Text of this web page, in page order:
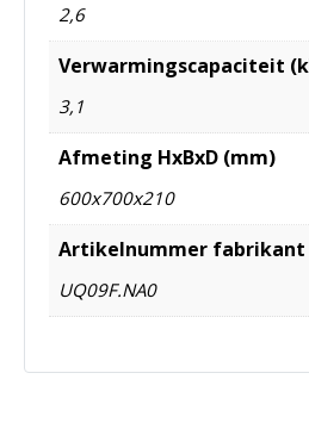
2,6
Verwarmingscapaciteit
3,1
Afmeting HxBxD (mm)
600x700x210
Artikelnummer fabrikant
UQ09F.NA0